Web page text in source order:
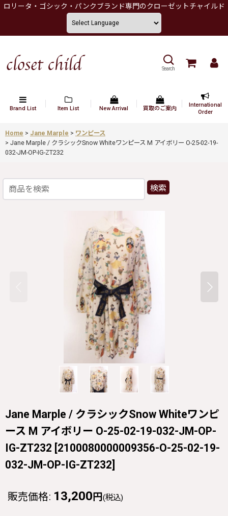
ロリータ・ゴシック・パンクブランド専門のクローゼットチャイルド
Search
Brand List Item List New Arrival 買取のご案内
International
Order
Home > Jane Marple > ワンピース
> Jane Marple / クラシックSnow Whiteワンピース M アイボリー O-25-02-19-
032-JM-OP-IG-ZT232
検索
Jane Marple / クラシックSnow Whiteワンピ
ース M アイボリー O-25-02-19-032-JM-OP-
IG-ZT232 [2100080000009356-O-25-02-19-
032-JM-OP-IG-ZT232]
販売価格: 13,200 円 (税込)